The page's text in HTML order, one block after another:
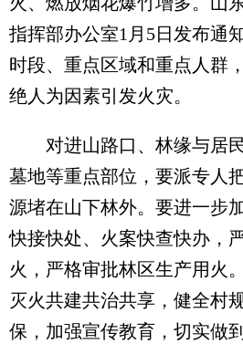
指挥部办公室1月5日发布通
时段、重点区域和重点人群
绝人为因素引发火灾。
对进山路口、林缘与居民
墓地等重点部位，要派专人
源堵在山下林外。要进一步
快接快处、火案快查快办，
火，严格审批林区生产用火
灭火共建共治共享，健全村
保，加强宣传教育，切实做